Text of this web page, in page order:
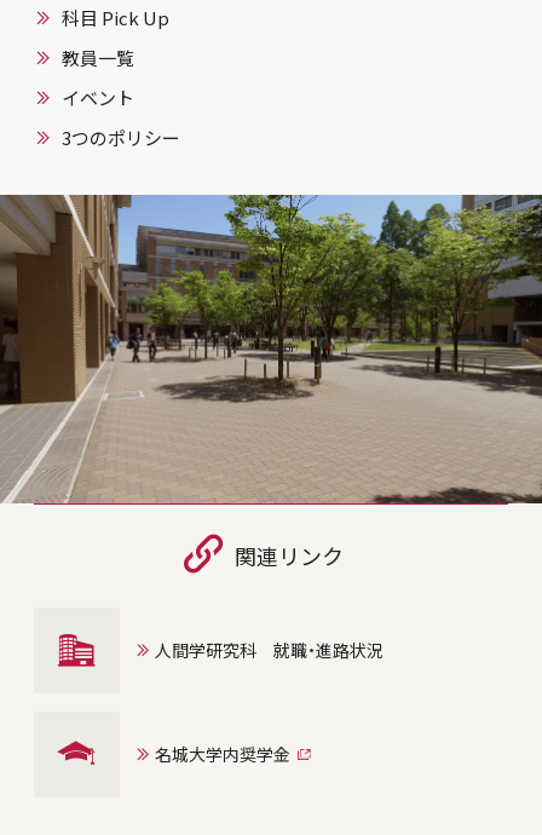
科目 Pick Up
教員一覧
イベント
3つのポリシー
関連リンク
人間学研究科 就職・進路状況
名城大学内奨学金